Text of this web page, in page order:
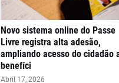
Novo sistema online do Passe
Livre registra alta adesão,
ampliando acesso do cidadão
benefíci
Abril 17, 2026